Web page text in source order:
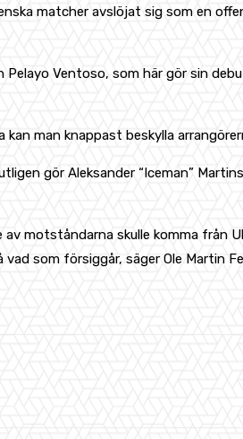
matcher avslöjat sig som en
Ventoso, som här gör sin
man knappast beskylla
gör Aleksander “Iceman”
motståndarna skulle komma från
som försiggår, säger Ole Martin